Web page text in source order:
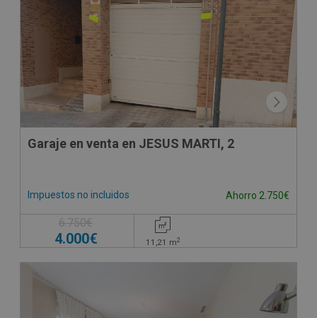
Garaje en venta en JESUS MARTI, 2
Impuestos no incluidos Ahorro 2.750€
6.750€
4.000€ 11,21 m2